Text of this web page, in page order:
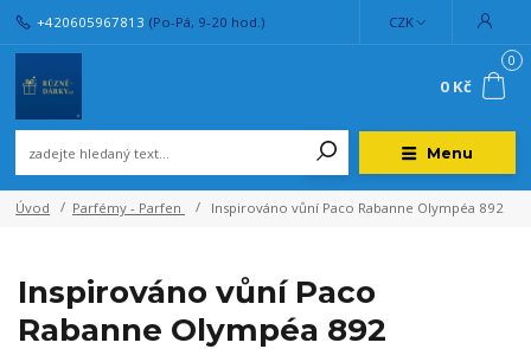
Menu
CZK
+420605967813 (Po-Pá, 9-20 hod.)
0
0 Kč
Úvod Parfémy - Parfen Inspirováno vůní Paco Rabanne Olympéa 892
Inspirováno vůní Paco
Rabanne Olympéa 892